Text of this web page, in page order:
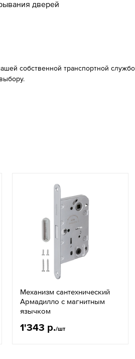
дверей
собственной транспортной
Механизм сантехнический
Армадилло с магнитным
язычком
1'343 р./шт